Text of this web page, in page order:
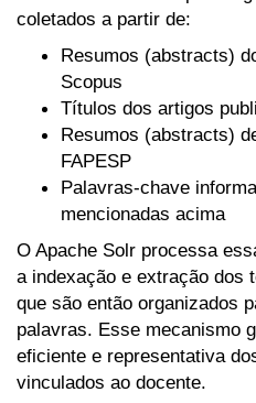
coletados a partir de:
Resumos (abstracts)
Scopus
Títulos dos artigos
Resumos (abstracts)
FAPESP
Palavras-chave
mencionadas acima
O Apache Solr processa
a indexação e extração dos
que são então organizados
palavras. Esse mecanismo
eficiente e representativa
vinculados ao docente.